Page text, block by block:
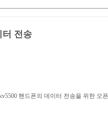
터 전송
핸드폰의 데이터 전송을 위한